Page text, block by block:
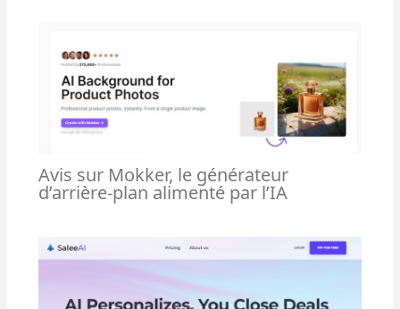
Avis sur Mokker, le générateur
d’arrière-plan alimenté par l’IA